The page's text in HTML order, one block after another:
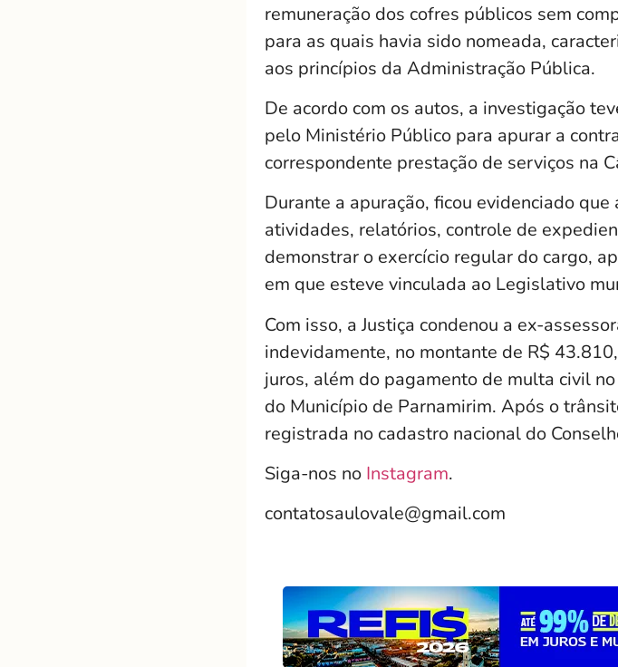
remuneração dos cofres públicos sem
para as quais havia sido nomeada,
aos princípios da Administração Pública.
De acordo com os autos, a investigação
pelo Ministério Público para apurar a
correspondente prestação de serviços na
Durante a apuração, ficou evidenciado
atividades, relatórios, controle de
demonstrar o exercício regular do cargo,
em que esteve vinculada ao Legislativo
Com isso, a Justiça condenou a ex-
indevidamente, no montante de R$
juros, além do pagamento de multa civil
do Município de Parnamirim. Após o
registrada no cadastro nacional do
Siga-nos no Instagram.
contatosaulovale@gmail.com